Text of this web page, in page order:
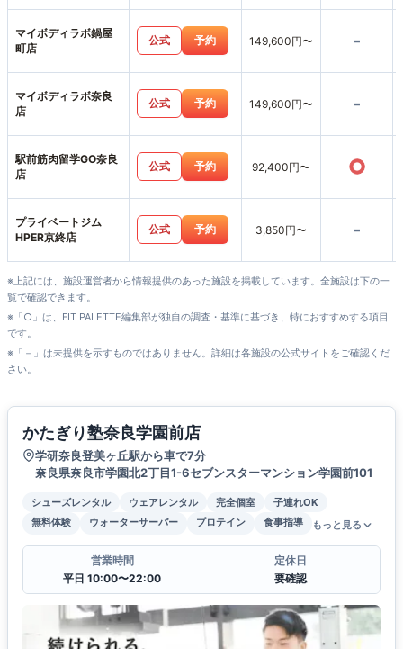
マイボディラボ鍋屋
町店
公式 予約 149,600円〜 -
マイボディラボ奈良
店
公式 予約 149,600円〜 -
駅前筋肉留学GO奈良
店
公式 予約 92,400円〜 ○
プライベートジム
HPER京終店
公式 予約 3,850円〜 -
※上記には、施設運営者から情報提供のあった施設を掲載しています。全施設は下の一
覧で確認できます。
※「○」は、FIT PALETTE編集部が独自の調査・基準に基づき、特におすすめする項目
です。
※「－」は未提供を示すものではありません。詳細は各施設の公式サイトをご確認くだ
さい。
かたぎり塾奈良学園前店
学研奈良登美ヶ丘駅から車で7分
奈良県奈良市学園北2丁目1-6セブンスターマンション学園前101
シューズレンタル ウェアレンタル 完全個室
子連れOK
無料体験
ウォーターサーバー プロテイン 食事指導 もっと見る
営業時間
平日 10:00〜22:00
定休日
要確認